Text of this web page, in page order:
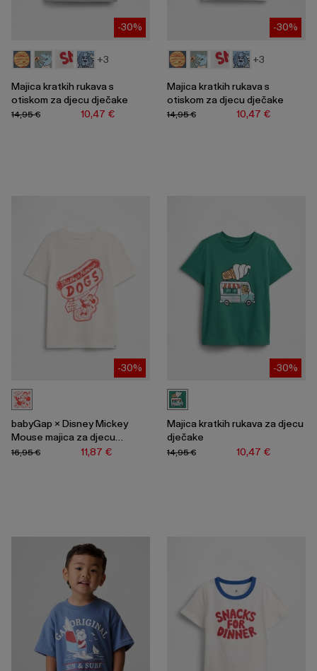
-30%
+3
Majica kratkih rukava s
otiskom za djecu dječake
10,47 €
14,95 €
-30%
+3
Majica kratkih rukava s
otiskom za djecu dječake
10,47 €
14,95 €
-30%
babyGap × Disney Mickey
Mouse majica za djecu
dječake
11,87 €
16,95 €
-30%
Majica kratkih rukava za djecu
dječake
10,47 €
14,95 €